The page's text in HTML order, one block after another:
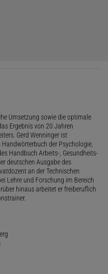
Umsetzung sowie die optimale
Ergebnis von 20 Jahren
Gerd Wenninger ist
der Psychologie,
Handbuch Arbeits-, Gesundheits-
deutschen Ausgabe des
an der Technischen
Lehre und Forschung im Bereich
hinaus arbeitet er freiberuflich